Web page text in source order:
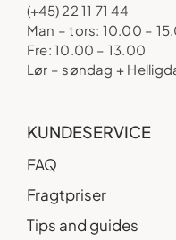
(+45) 22 11 71 44
Man – tors: 10.00 –
Fre: 10.00 – 13.00
Lør – søndag +
KUNDESERVICE
FAQ
Fragtpriser
Tips and guides